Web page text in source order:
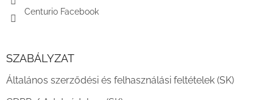
Centurio Facebook
SZABÁLYZAT
Általános szerződési és felhasználási feltételek (SK)